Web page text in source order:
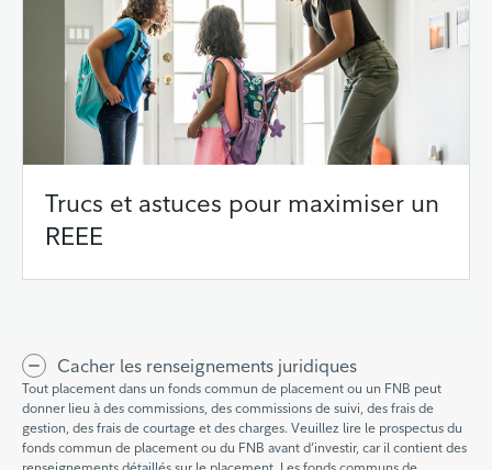
Trucs et astuces pour maximiser un
REEE
Cacher les renseignements juridiques
Tout placement dans un fonds commun de placement ou un FNB peut
donner lieu à des commissions, des commissions de suivi, des frais de
gestion, des frais de courtage et des charges. Veuillez lire le prospectus du
fonds commun de placement ou du FNB avant d’investir, car il contient des